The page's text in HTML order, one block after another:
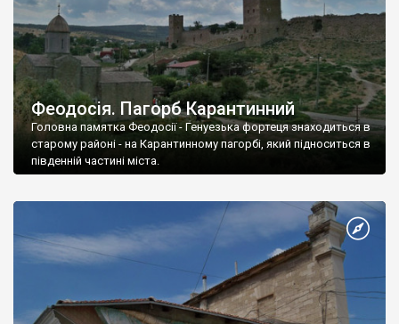
Феодосія. Пагорб Карантинний
Головна памятка Феодосії - Генуезька фортеця знаходиться в
старому районі - на Карантинному пагорбі, який підноситься в
південній частині міста.